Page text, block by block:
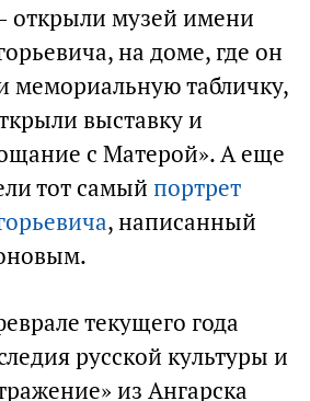
открыли музей имени
на доме, где он
мемориальную табличку,
выставку и
с Матерой». А еще
тот самый портрет
, написанный
текущего года
русской культуры и
из Ангарска